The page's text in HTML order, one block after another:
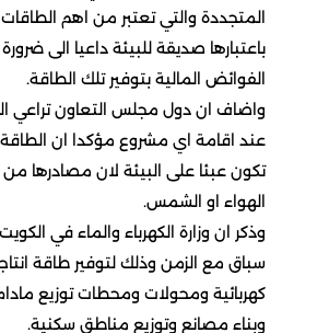
المتجددة والتي تعتبر من اهم الطاقات
باعتبارها صديقة للبيئة داعيا الى
الفوائض المالية بتوفير تلك الطاقة.
واضاف ان دول مجلس التعاون تراعي
عند اقامة اي مشروع مؤكدا ان
تكون عبئا على البيئة لان مصادرها من
الهواء او الشمس.
وذكر ان وزارة الكهرباء والماء في
سباق مع الزمن وذلك لتوفير طاقة
كهربائية ومحولات ومحطات توزيع
وبناء مصانع وتوزيع مناطق سكنية.